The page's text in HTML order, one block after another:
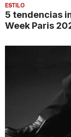
ESTILO
5 tendencias
Week Paris